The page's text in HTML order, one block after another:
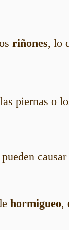
riñones, lo
piernas o
causar
hormigueo,